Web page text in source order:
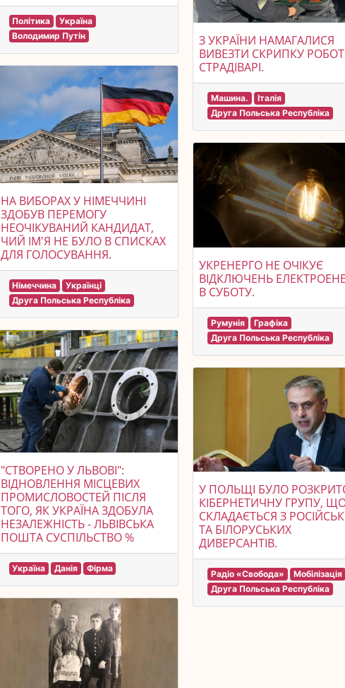
Політика
Україна
Володимир Путін
НА ВИБОРАХ У НІМЕЧЧИНІ
ЗДОБУВ ПЕРЕМОГУ
НЕОЧІКУВАНИЙ КАНДИДАТ,
ЧИЙ ІМ'Я НЕ БУЛО В СПИСКАХ
ДЛЯ ГОЛОСУВАННЯ.
Німеччина
Українці
Друга Польська Республіка
"СТВОРЕНО У ЛЬВОВІ":
ВІДНОВЛЕННЯ МІСЦЕВИХ
ПРОМИСЛОВОСТЕЙ ПІСЛЯ
ТОГО, ЯК УКРАЇНА ЗДОБУЛА
НЕЗАЛЕЖНІСТЬ - ЛЬВІВСЬКА
ПОШТА СУСПІЛЬСТВО %
Україна Данія Фірма
З УКРАЇНИ НАМАГАЛИСЯ
ВИВЕЗТИ СКРИПКУ
СТРАДІВАРІ.
Машина.
Італія
Друга Польська Республіка
УКРЕНЕРГО НЕ ОЧІКУЄ
ВІДКЛЮЧЕНЬ
В СУБОТУ.
Румунія
Графіка
Друга Польська Республіка
У ПОЛЬЩІ БУЛО
КІБЕРНЕТИЧНУ ГРУПУ,
СКЛАДАЄТЬСЯ З
ТА БІЛОРУСЬКИХ
ДИВЕРСАНТІВ.
Радіо «Свобода»
Мобілізація
Друга Польська Республіка